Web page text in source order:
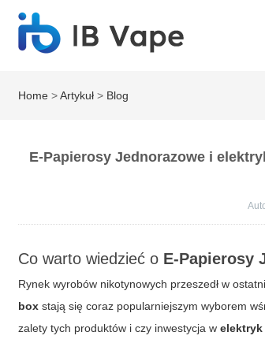
Home >Artykuł > Blog
E-Papierosy Jednorazowe i
Co warto wiedzieć o E-Papierosy
Rynek wyrobów nikotynowych przeszedł w
box stają się coraz popularniejszym wyborem
zalety tych produktów i czy inwestycja w